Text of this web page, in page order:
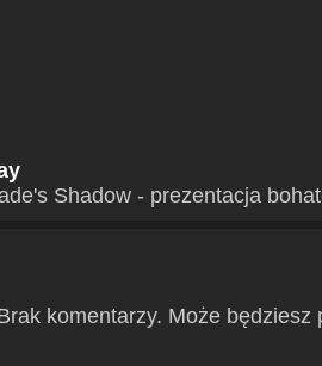
Shadow - prezentacja
komentarzy. Może będziesz